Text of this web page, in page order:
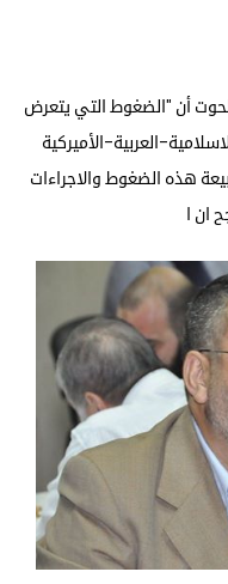
الحوت أن "الضغوط التي يتعرض
هذه الضغوط والاجراءات
ان ا